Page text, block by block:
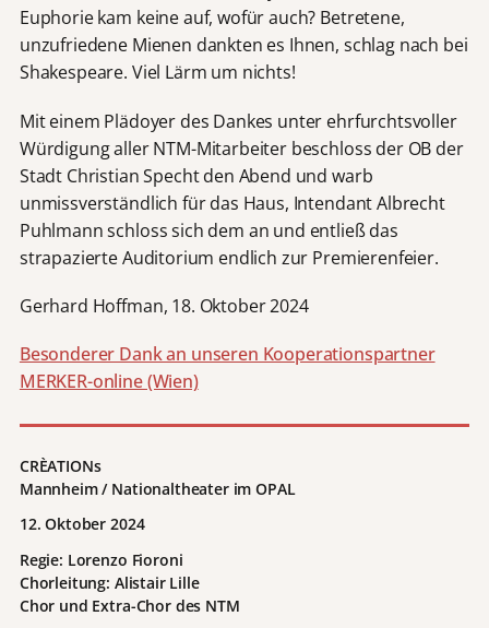
Euphorie kam keine auf, wofür auch? Betretene,
unzufriedene Mienen dankten es Ihnen, schlag nach bei
Shakespeare. Viel Lärm um nichts!
Mit einem Plädoyer des Dankes unter ehrfurchtsvoller
Würdigung aller NTM-Mitarbeiter beschloss der OB der
Stadt Christian Specht den Abend und warb
unmissverständlich für das Haus, Intendant Albrecht
Puhlmann schloss sich dem an und entließ das
strapazierte Auditorium endlich zur Premierenfeier.
Gerhard Hoffman, 18. Oktober 2024
Besonderer Dank an unseren Kooperationspartner
MERKER-online (Wien)
CRÈATIONs
Mannheim / Nationaltheater im OPAL
12. Oktober 2024
Regie: Lorenzo Fioroni
Chorleitung: Alistair Lille
Chor und Extra-Chor des NTM